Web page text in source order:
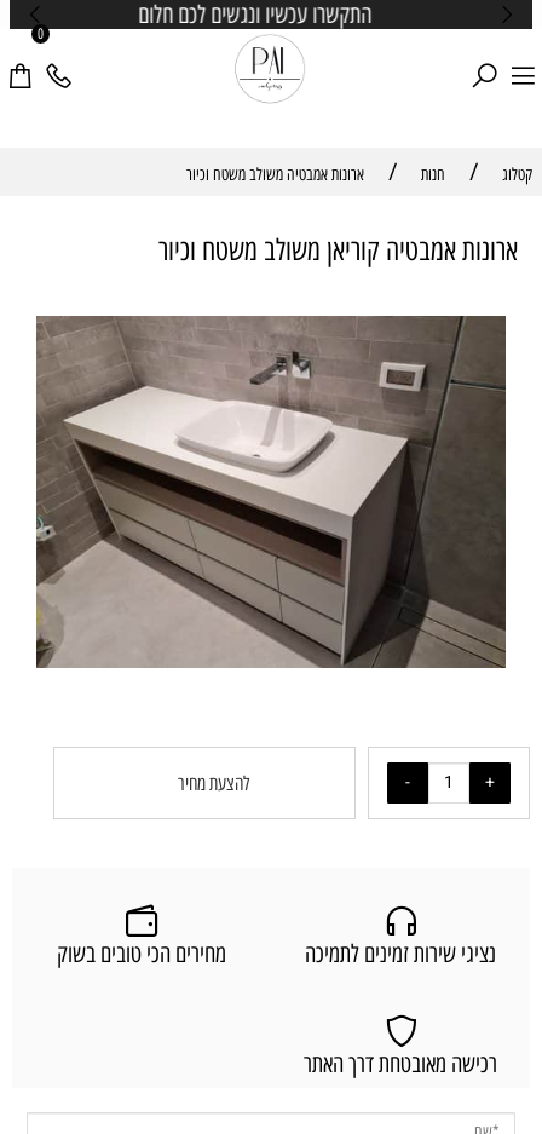
התקשרו עכשיו ונגשים לכם חלום
0
קטלוג / חנות / ארונות אמבטיה משולב משטח וכיור
ארונות אמבטיה קוריאן משולב משטח וכיור
להצעת מחיר
נציגי שירות זמינים לתמיכה מחירים הכי טובים בשוק
רכישה מאובטחת דרך האתר